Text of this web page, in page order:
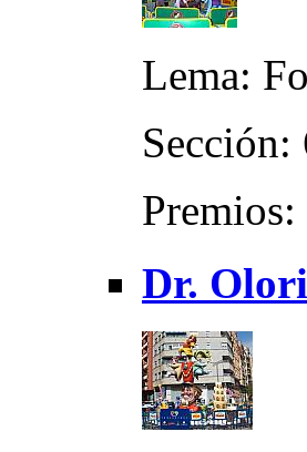
Lema:
Sección:
Dr.